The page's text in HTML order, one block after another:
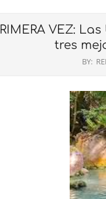
VEZ:
tres
BY: